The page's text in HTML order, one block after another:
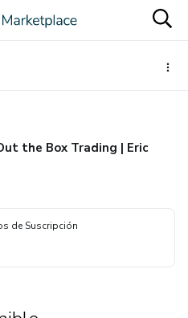
the Box Trading | Eric
de Suscripción